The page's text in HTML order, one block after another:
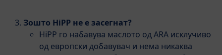
Зошто HiPP не е засегнат?
HiPP го набавува маслото од ARA исклучиво
од европски добавувач и нема никаква